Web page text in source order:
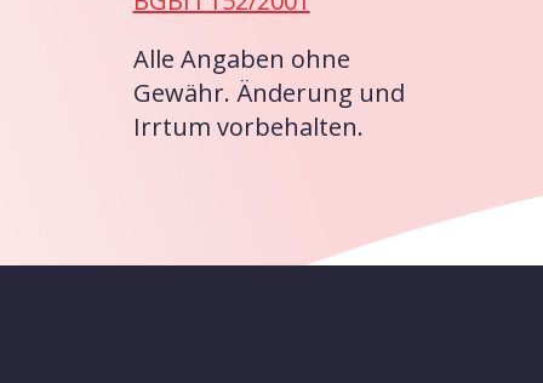
Alle Angaben ohne
Gewähr. Änderung und
Irrtum vorbehalten.